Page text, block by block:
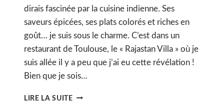
dirais fascinée par la cuisine indienne. Ses
saveurs épicées, ses plats colorés et riches en
goût… je suis sous le charme. C’est dans un
restaurant de Toulouse, le « Rajastan Villa » où je
suis allée il y a peu que j’ai eu cette révélation !
Bien que je sois…
LIRE LA SUITENAAN